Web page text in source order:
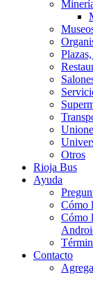
Otros
Rioja Bus
Ayuda
Cómo
Cómo
Contacto